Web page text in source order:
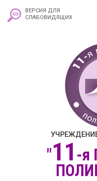
ВЕРСИЯ ДЛЯ
СЛАБОВИДЯЩИХ
"11 -я